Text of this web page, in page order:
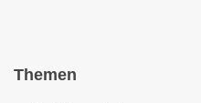
Themen